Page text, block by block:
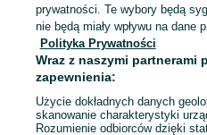
Mapa kategorii
Mapa miejscowości
Mapa ministron
Popularne wyszukiwania
prywatności. Te wybory będą
nie będą miały wpływu na dane
Polityka Prywatności
Wraz z naszymi partnerami
zapewnienia:
Użycie dokładnych danych
skanowanie charakterystyki
Rozumienie odbiorców dzięki